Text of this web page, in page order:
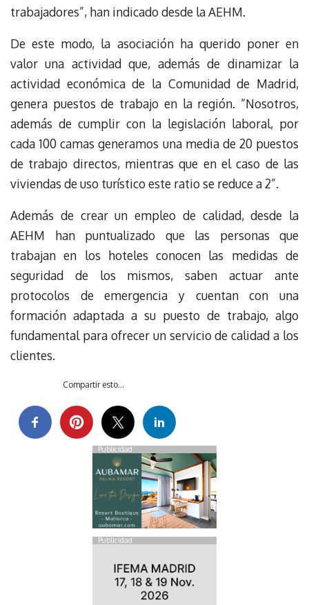
trabajadores”, han indicado desde la AEHM.
De este modo, la asociación ha querido poner en
valor una actividad que, además de dinamizar la
actividad económica de la Comunidad de Madrid,
genera puestos de trabajo en la región. “Nosotros,
además de cumplir con la legislación laboral, por
cada 100 camas generamos una media de 20 puestos
de trabajo directos, mientras que en el caso de las
viviendas de uso turístico este ratio se reduce a 2”.
Además de crear un empleo de calidad, desde la
AEHM han puntualizado que las personas que
trabajan en los hoteles conocen las medidas de
seguridad de los mismos, saben actuar ante
protocolos de emergencia y cuentan con una
formación adaptada a su puesto de trabajo, algo
fundamental para ofrecer un servicio de calidad a los
clientes.
Compartir esto...
Publicidad
Publicidad